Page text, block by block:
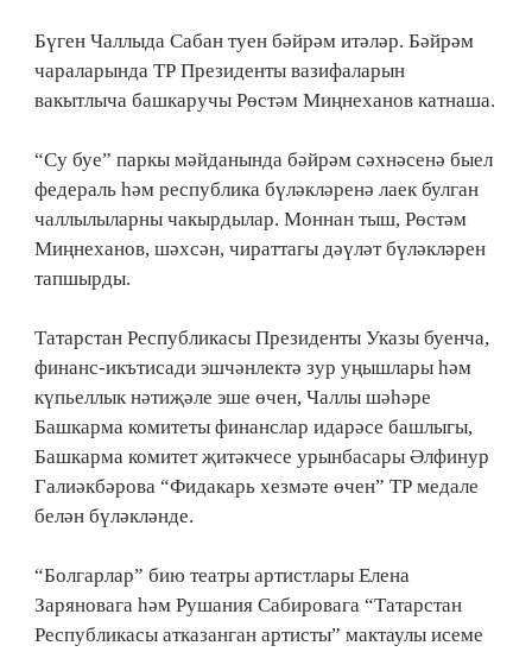
Бүген Чаллыда Сабан туен бәйрәм итәләр. Бәйрәм
чараларында ТР Президенты вазифаларын
вакытлыча башкаручы Рөстәм Миңнеханов катнаша.
“Су буе” паркы мәйданында бәйрәм сәхнәсенә быел
федераль һәм республика бүләкләренә лаек булган
чаллылыларны чакырдылар. Моннан тыш, Рөстәм
Миңнеханов, шәхсән, чираттагы дәүләт бүләкләрен
тапшырды.
Татарстан Республикасы Президенты Указы буенча,
финанс-икътисади эшчәнлектә зур уңышлары һәм
күпьеллык нәтиҗәле эше өчен, Чаллы шәһәре
Башкарма комитеты финанслар идарәсе башлыгы,
Башкарма комитет җитәкчесе урынбасары Әлфинур
Галиәкбәрова “Фидакарь хезмәте өчен” ТР медале
белән бүләкләнде.
“Болгарлар” бию театры артистлары Елена
Заряновага һәм Рушания Сабировага “Татарстан
Республикасы атказанган артисты” мактаулы исеме